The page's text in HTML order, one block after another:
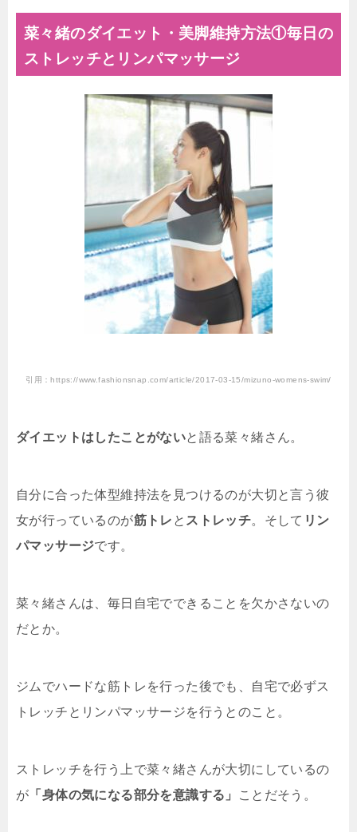
菜々緒のダイエット・美脚維持方法①毎日の
ストレッチとリンパマッサージ
引用：https://www.fashionsnap.com/article/2017-03-15/mizuno-womens-swim/
ダイエットはしたことがないと語る菜々緒さん。
自分に合った体型維持法を見つけるのが大切と言う彼
女が行っているのが筋トレ と ストレッチ。そして リン
パマッサージです。
菜々緒さんは、毎日自宅でできることを欠かさないの
だとか。
ジムでハードな筋トレを行った後でも、自宅で必ずス
トレッチとリンパマッサージを行うとのこと。
ストレッチを行う上で菜々緒さんが大切にしているの
が 「身体の気になる部分を意識する」 ことだそう。